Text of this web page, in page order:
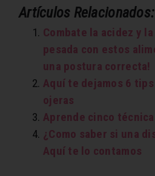
Artículos Relacionados:
Combate la acidez y
pesada con estos
una postura correcta!
Aquí te dejamos 6
ojeras
Aprende cinco
¿Como saber si una
Aquí te lo contamos